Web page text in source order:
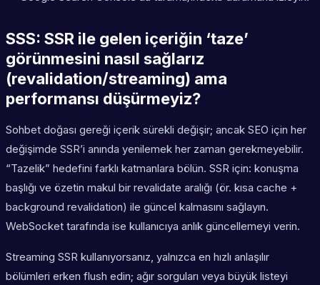
SSS: SSR ile gelen içeriğin ‘taze’
görünmesini nasıl sağlarız
(revalidation/streaming) ama
performansı düşürmeyiz?
Sohbet doğası gereği içerik sürekli değişir; ancak SEO için her
değişimde SSR’i anında yenilemek her zaman gerekmeyebilir.
“Tazelik” hedefini farklı katmanlara bölün. SSR için: konuşma
başlığı ve özetin makul bir revalidate aralığı (ör. kısa cache +
background revalidation) ile güncel kalmasını sağlayın.
WebSocket tarafında ise kullanıcıya anlık güncellemeyi verin.
Streaming SSR kullanıyorsanız, yalnızca en hızlı anlaşılır
bölümleri erken flush edin; ağır sorguları veya büyük listeyi